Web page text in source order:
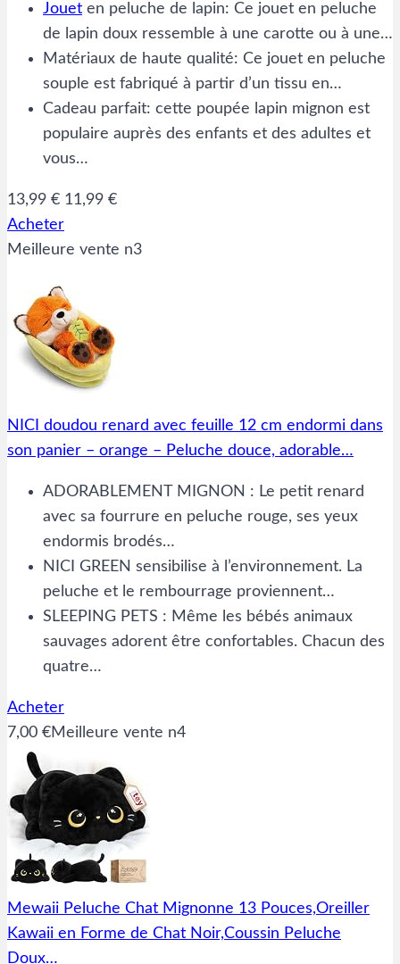
Jouet en peluche de lapin: Ce jouet en peluche
de lapin doux ressemble à une carotte ou à une…
Matériaux de haute qualité: Ce jouet en peluche
souple est fabriqué à partir d’un tissu en…
Cadeau parfait: cette poupée lapin mignon est
populaire auprès des enfants et des adultes et
vous…
13,99 € 11,99 €
Acheter
Meilleure vente n3
NICI doudou renard avec feuille 12 cm endormi dans
son panier – orange – Peluche douce, adorable…
ADORABLEMENT MIGNON : Le petit renard
avec sa fourrure en peluche rouge, ses yeux
endormis brodés…
NICI GREEN sensibilise à l’environnement. La
peluche et le rembourrage proviennent…
SLEEPING PETS : Même les bébés animaux
sauvages adorent être confortables. Chacun des
quatre…
Acheter
7,00 €Meilleure vente n4
Mewaii Peluche Chat Mignonne 13 Pouces,Oreiller
Kawaii en Forme de Chat Noir,Coussin Peluche
Doux…